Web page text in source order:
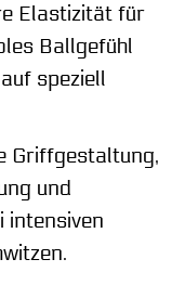
Elastizität für
Ballgefühl
speziell
Griffgestaltung,
und
intensiven